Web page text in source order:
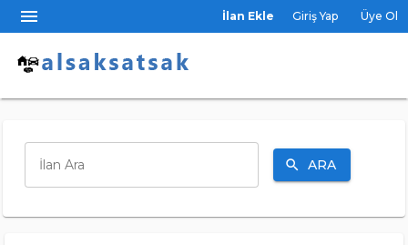
menu İlan Ekle Giriş Yap Üye Ol
İlan Ara search ARA